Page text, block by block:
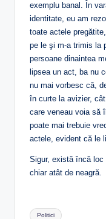
exemplu banal. În
identitate, eu am
toate actele
pe le şi m-a trimis la
persoane dinaintea
lipsea un act, ba nu
nu mai vorbesc că,
în curte la avizier,
care veneau voia să
poate mai trebuie
actele, evident că le
Sigur, există încă
chiar atât de neagră.
Tags:
Politici